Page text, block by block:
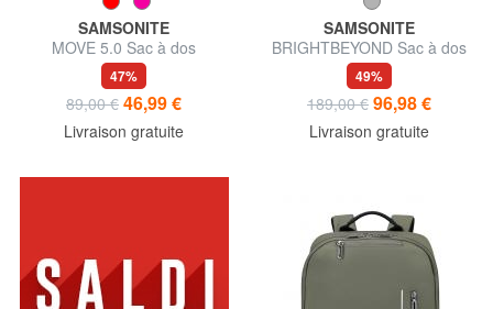
SAMSONITE
MOVE 5.0 Sac à dos
47%
89,00 € 46,99 €
Livraison gratuite
SAMSONITE
BRIGHTBEYOND Sac à dos
PC 14"
49%
189,00 € 96,98 €
Livraison gratuite